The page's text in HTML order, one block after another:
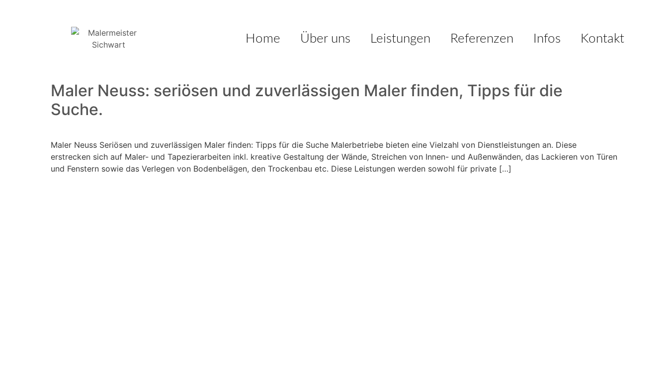
Home Über uns Leistungen Referenzen Infos Kontakt
Maler Neuss: seriösen und zuverlässigen Maler finden, Tipps für die
Suche.
Maler Neuss Seriösen und zuverlässigen Maler finden: Tipps für die Suche Malerbetriebe bieten eine Vielzahl von Dienstleistungen an. Diese
erstrecken sich auf Maler- und Tapezierarbeiten inkl. kreative Gestaltung der Wände, Streichen von Innen- und Außenwänden, das Lackieren von Türen
und Fenstern sowie das Verlegen von Bodenbelägen, den Trockenbau etc. Diese Leistungen werden sowohl für private […]